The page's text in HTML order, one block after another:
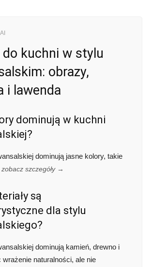
kuchni w stylu
obrazy,
i lawenda
dominują w kuchni
dominują jasne kolory, takie
zobacz szczegóły →
są
dla stylu
dominują kamień, drewno i
wrażenie naturalności, ale nie